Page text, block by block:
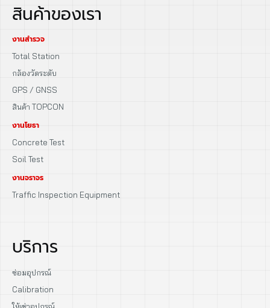
สินค้าของเรา
งานสำรวจ
Total Station
กล้องวัดระดับ
GPS / GNSS
สินค้า TOPCON
งานโยธา
Concrete Test
Soil Test
งานจราจร
Traffic Inspection Equipment
บริการ
ซ่อมอุปกรณ์
Calibration